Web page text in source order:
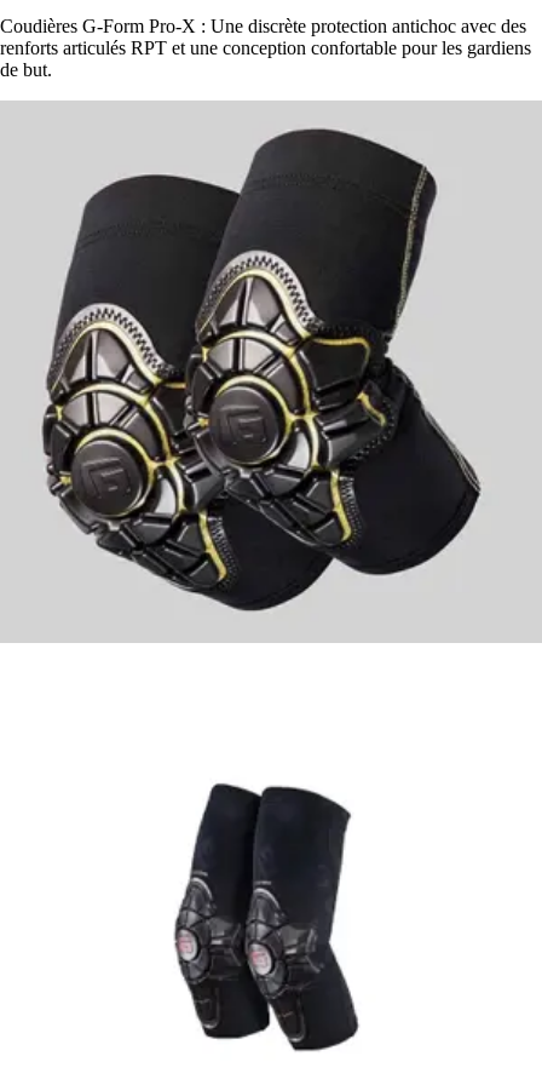
Coudières G-Form Pro-X : Une discrète protection antichoc avec des
renforts articulés RPT et une conception confortable pour les gardiens
de but.